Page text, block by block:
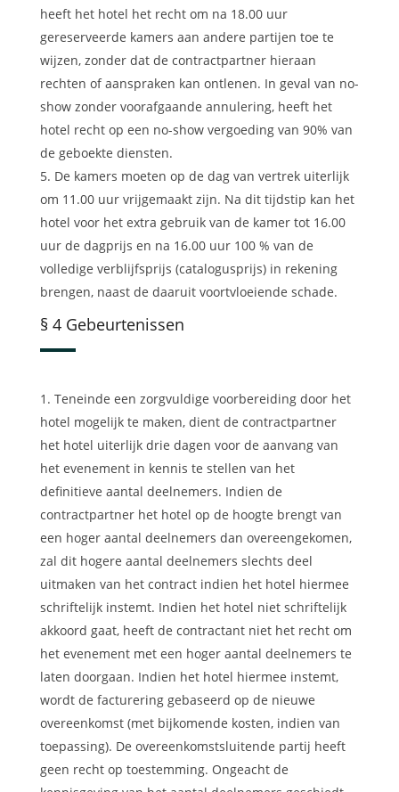
heeft het hotel het recht om na 18.00 uur
gereserveerde kamers aan andere partijen toe te
wijzen, zonder dat de contractpartner hieraan
rechten of aanspraken kan ontlenen. In geval van no-
show zonder voorafgaande annulering, heeft het
hotel recht op een no-show vergoeding van 90% van
de geboekte diensten.
De kamers moeten op de dag van vertrek uiterlijk
om 11.00 uur vrijgemaakt zijn. Na dit tijdstip kan het
hotel voor het extra gebruik van de kamer tot 16.00
uur de dagprijs en na 16.00 uur 100 % van de
volledige verblijfsprijs (catalogusprijs) in rekening
brengen, naast de daaruit voortvloeiende schade.
§ 4 Gebeurtenissen
Teneinde een zorgvuldige voorbereiding door het
hotel mogelijk te maken, dient de contractpartner
het hotel uiterlijk drie dagen voor de aanvang van
het evenement in kennis te stellen van het
definitieve aantal deelnemers. Indien de
contractpartner het hotel op de hoogte brengt van
een hoger aantal deelnemers dan overeengekomen,
zal dit hogere aantal deelnemers slechts deel
uitmaken van het contract indien het hotel hiermee
schriftelijk instemt. Indien het hotel niet schriftelijk
akkoord gaat, heeft de contractant niet het recht om
het evenement met een hoger aantal deelnemers te
laten doorgaan. Indien het hotel hiermee instemt,
wordt de facturering gebaseerd op de nieuwe
overeenkomst (met bijkomende kosten, indien van
toepassing). De overeenkomstsluitende partij heeft
geen recht op toestemming. Ongeacht de